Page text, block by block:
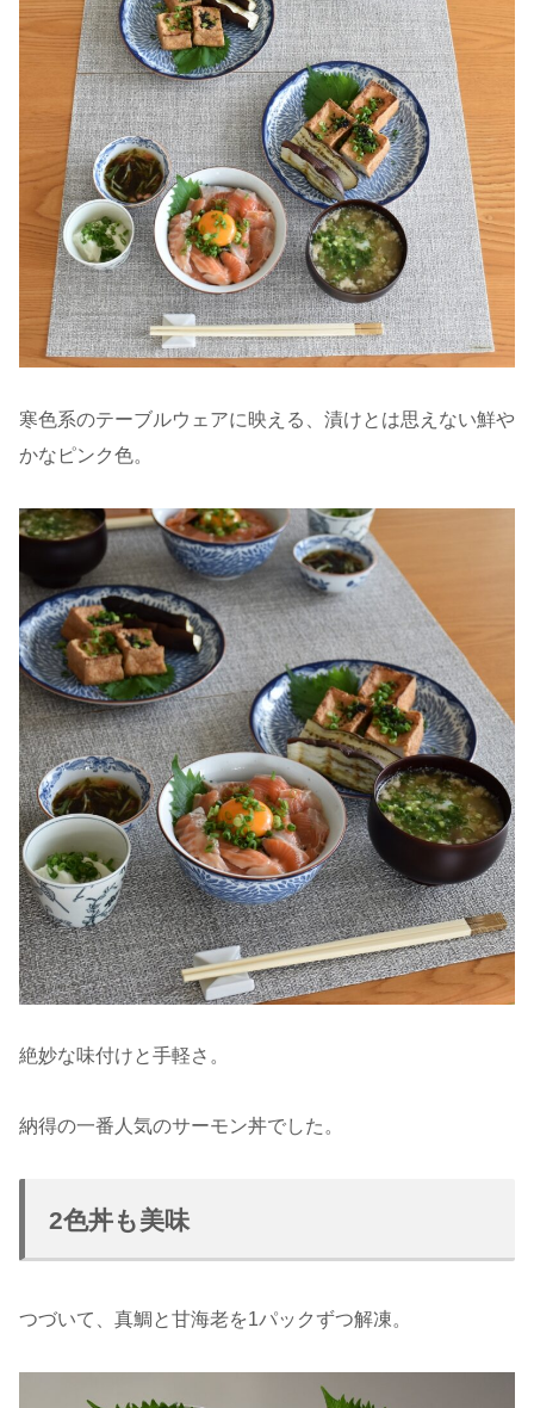
寒色系のテーブルウェアに映える、漬けとは思えない鮮や
かなピンク色。
絶妙な味付けと手軽さ。
納得の一番人気のサーモン丼でした。
2色丼も美味
つづいて、真鯛と甘海老を1パックずつ解凍。